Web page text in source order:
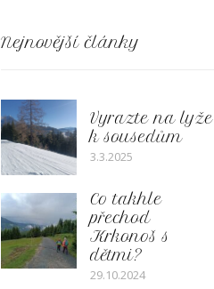
Nejnovější články
Vyrazte na lyže
k sousedům
3.3.2025
Co takhle
přechod
Krkonoš s
dětmi?
29.10.2024